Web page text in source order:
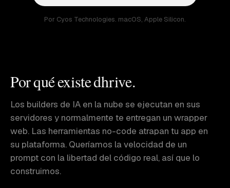
Por Cyos Technologies. macOS, Apple Silicon.
Por qué existe dhrive.
Los builders de IA en la nube se ejecutan en sus
servidores y normalmente te entregan un wrapper
web. Las herramientas no-code atrapan tu app en
su plataforma. Queríamos la velocidad de un
prompt con la libertad del código real, así que lo
construimos.